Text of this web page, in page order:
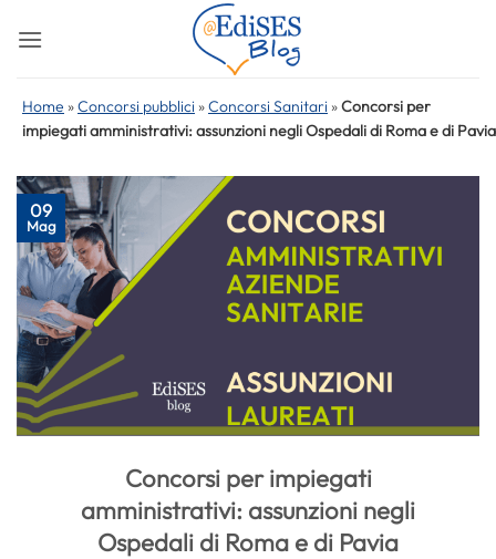
Home »Concorsi pubblici »Concorsi Sanitari »Concorsi per
impiegati amministrativi: assunzioni negli Ospedali di Roma e di Pavia
09
Mag
Concorsi per impiegati
amministrativi: assunzioni negli
Ospedali di Roma e di Pavia